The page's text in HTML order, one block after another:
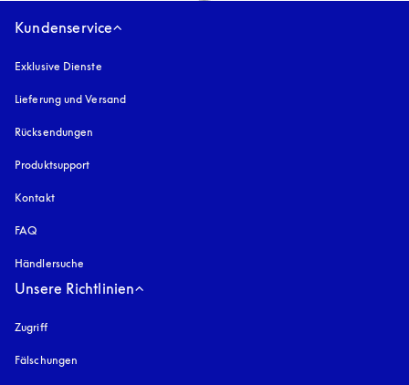
Kundenservice
Exklusive Dienste
Lieferung und Versand
Rücksendungen
Produktsupport
Kontakt
FAQ
Händlersuche
Unsere Richtlinien
Zugrifföffnet sich in einem neuen Tab
Fälschungen